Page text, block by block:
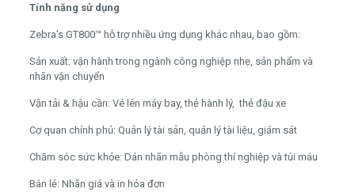
Tính năng sử dụng
Zebra’s GT800™ hỗ trợ nhiều ứng dụng khác nhau, bao gồm:
Sản xuất: vận hành trong ngành công nghiệp nhẹ, sản phẩm và
nhãn vận chuyển
Vận tải & hậu cần: Vé lên máy bay, thẻ hành lý, thẻ đậu xe
Cơ quan chính phủ: Quản lý tài sản, quản lý tài liệu, giám sát
Chăm sóc sức khỏe: Dán nhãn mẫu phòng thí nghiệp và túi máu
Bán lẻ: Nhãn giá và in hóa đơn